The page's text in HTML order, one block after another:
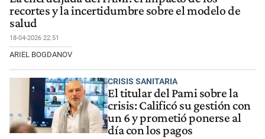
recortes y la incertidumbre sobre el modelo de
salud
18-04-2026 22:51
ARIEL BOGDANOV
CRISIS SANITARIA
El titular del Pami sobre la
crisis: Calificó su gestión con
un 6 y prometió ponerse al
día con los pagos